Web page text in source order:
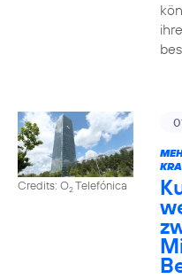
Credits: O2Telefónica